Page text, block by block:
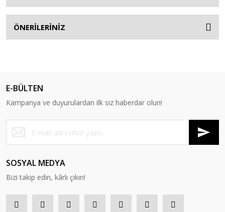
ÖNERİLERİNİZ
E-BÜLTEN
Kampanya ve duyurulardan ilk siz haberdar olun!
SOSYAL MEDYA
Bizi takip edin, kârlı çıkın!